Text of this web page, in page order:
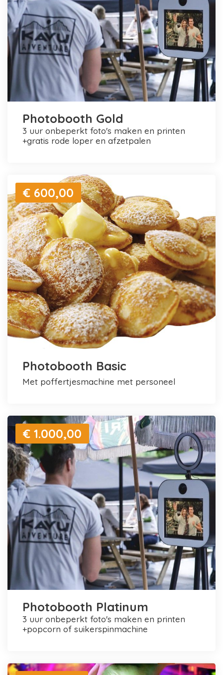
Photobooth Gold
3 uur onbeperkt foto's maken en printen
+gratis rode loper en afzetpalen
€ 600,00
Photobooth Basic
met poffertjesmachine met personeel
€ 1.000,00
Photobooth Platinum
3 uur onbeperkt foto's maken en printen
+popcorn of suikerspinmachine